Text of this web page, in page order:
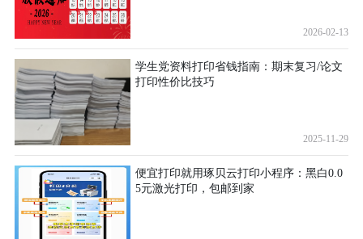
2026-02-13
学生党资料打印省钱指南：期末复习/论文
打印性价比技巧
2025-11-29
便宜打印就用琢贝云打印小程序：黑白0.0
5元激光打印，包邮到家